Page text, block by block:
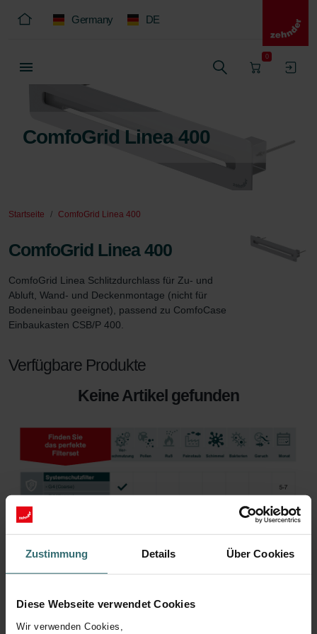
Zustimmung Details Über Cookies
Diese Webseite verwendet Cookies
Wir verwenden Cookies,
Germany DE
0
ComfoGrid Linea 400
Startseite ComfoGrid Linea 400
ComfoGrid Linea 400
ComfoGrid Linea Schlitzdurchlass für Zu- und
Abluft, Wand- und Deckenmontage (nicht für
Bodeneinbau geeignet), passend zu ComfoCase
Einbaukasten CSB/P 400.
Verfügbare Produkte
Keine Artikel gefunden